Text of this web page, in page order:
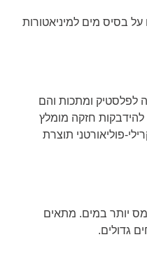
בסיס מים למיניאטורות
לפלסטיק ומתכות והם
חזקה מומלץ
פוליאורטני תוצרת
יותר במים. מתאים
גדולים.